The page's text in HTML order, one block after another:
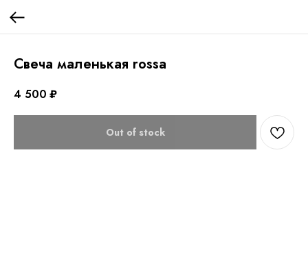
Свеча маленькая rossa
4 500 ₽
Out of stock